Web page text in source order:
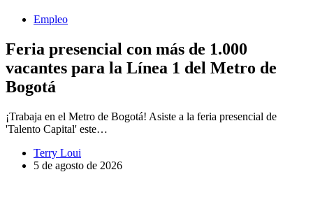
Empleo
Feria presencial con más de 1.000
vacantes para la Línea 1 del Metro de
Bogotá
¡Trabaja en el Metro de Bogotá! Asiste a la feria presencial de
'Talento Capital' este…
Terry Loui
5 de agosto de 2026